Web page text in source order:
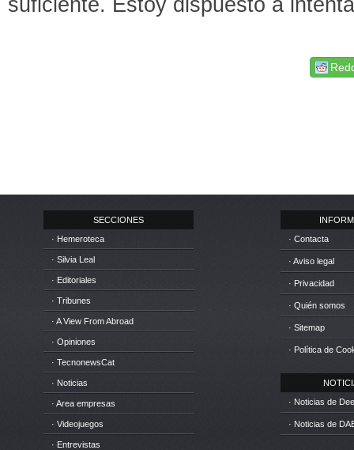
SECCIONES
· Hemeroteca
· Silvia Leal
· Editoriales
· Tribunes
· A View From Abroad
· Opiniones
· TecnonewsCat
· Noticias
· Area empresas
· Videojuegos
· Entrevistas
· Contacta
· Aviso legal
· Privacidad
· Quién somos
· Sitemap
· Política de
· Noticias de
· Noticias de